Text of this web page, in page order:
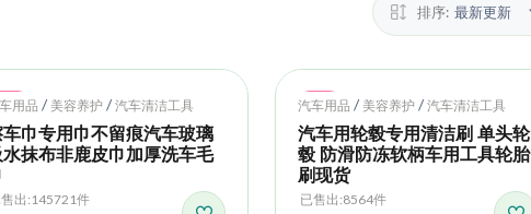
排序: 最新更新
用品 / 美容养护 / 汽车清洁工具
巾专用巾不留痕汽车玻璃
抹布非鹿皮巾加厚洗车毛
出:145721件
Hot
汽车用品 / 美容养护 / 汽车清洁工具
汽车用轮毂专用清洁刷 单头轮
毂 防滑防冻软柄车用工具轮胎
刷现货
已售出:8564件